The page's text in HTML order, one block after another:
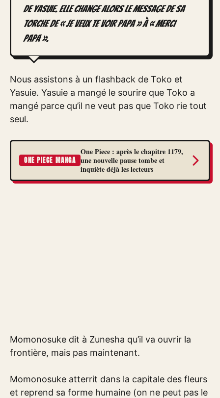
de Yasuie. Elle change alors le message de sa
torche de « Je veux te voir papa » à « Merci
papa ».
Nous assistons à un flashback de Toko et
Yasuie. Yasuie a mangé le sourire que Toko a
mangé parce qu’il ne veut pas que Toko rie tout
seul.
ONE PIECE MANGA
One Piece : après le chapitre 1179,
une nouvelle pause tombe et
inquiète déjà les lecteurs
Momonosuke dit à Zunesha qu’il va ouvrir la
frontière, mais pas maintenant.
Momonosuke atterrit dans la capitale des fleurs
et reprend sa forme humaine (on ne peut pas le